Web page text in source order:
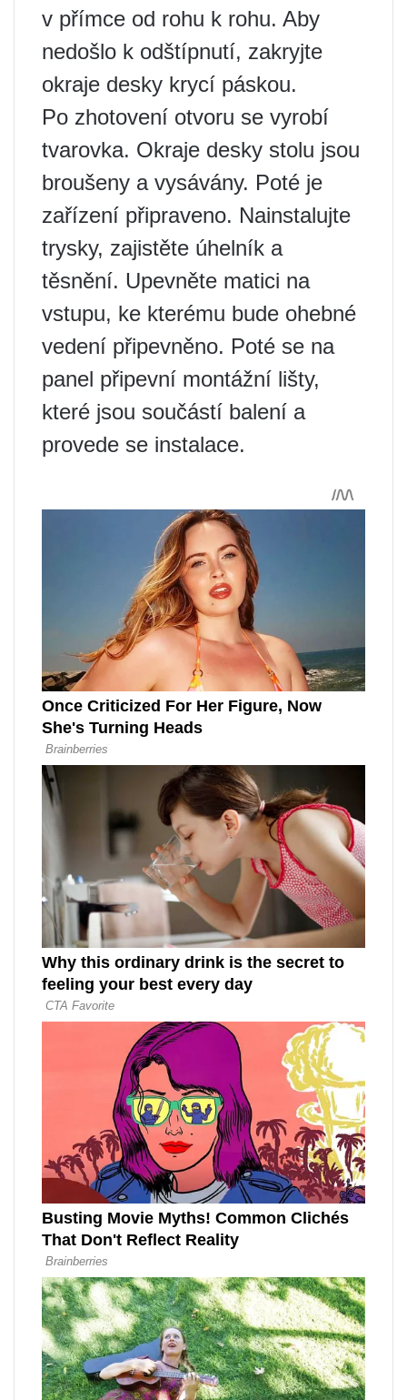
v přímce od rohu k rohu. Aby
nedošlo k odštípnutí, zakryjte
okraje desky krycí páskou.
Po zhotovení otvoru se vyrobí
tvarovka. Okraje desky stolu jsou
broušeny a vysávány. Poté je
zařízení připraveno. Nainstalujte
trysky, zajistěte úhelník a
těsnění. Upevněte matici na
vstupu, ke kterému bude ohebné
vedení připevněno. Poté se na
panel připevní montážní lišty,
které jsou součástí balení a
provede se instalace.